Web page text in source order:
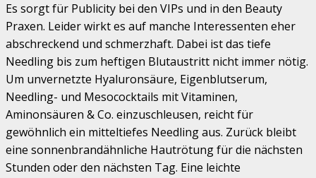
Es sorgt für Publicity bei den VIPs und in den Beauty
Praxen. Leider wirkt es auf manche Interessenten eher
abschreckend und schmerzhaft. Dabei ist das tiefe
Needling bis zum heftigen Blutaustritt nicht immer nötig.
Um unvernetzte Hyaluronsäure, Eigenblutserum,
Needling- und Mesococktails mit Vitaminen,
Aminonsäuren & Co. einzuschleusen, reicht für
gewöhnlich ein mitteltiefes Needling aus. Zurück bleibt
eine sonnenbrandähnliche Hautrötung für die nächsten
Stunden oder den nächsten Tag. Eine leichte